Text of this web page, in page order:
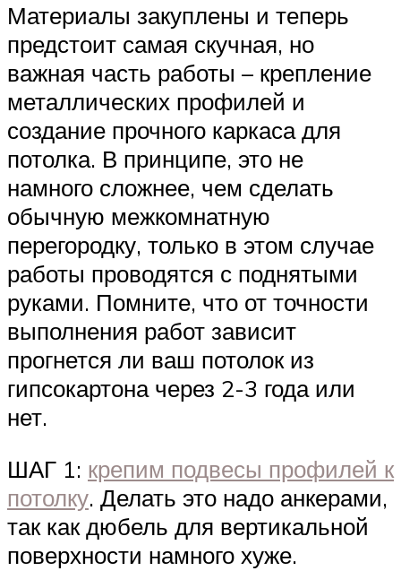
Материалы закуплены и теперь
предстоит самая скучная, но
важная часть работы – крепление
металлических профилей и
создание прочного каркаса для
потолка. В принципе, это не
намного сложнее, чем сделать
обычную межкомнатную
перегородку, только в этом случае
работы проводятся с поднятыми
руками. Помните, что от точности
выполнения работ зависит
прогнется ли ваш потолок из
гипсокартона через 2-3 года или
нет.
ШАГ 1: крепим подвесы профилей к
потолку. Делать это надо анкерами,
так как дюбель для вертикальной
поверхности намного хуже.